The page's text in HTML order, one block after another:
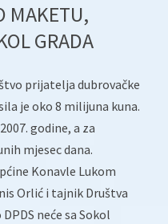
MAKETU,
GRADA
prijatelja dubrovačke
je oko 8 milijuna kuna.
godine, a za
mjesec dana.
Konavle Lukom
Orlić i tajnik Društva
neće sa Sokol